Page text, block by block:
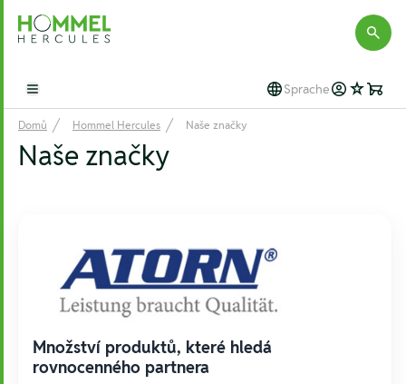
Hommel Hercules
Open main menu Sprache
Domů Hommel Hercules Naše značky
Naše značky
Množství produktů, které hledá
rovnocenného partnera